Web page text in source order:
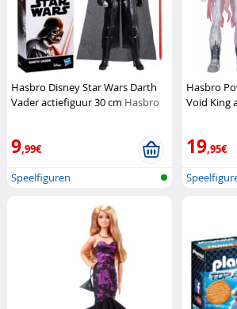
Hasbro Disney Star Wars Darth
Vader actiefiguur 30 cm Hasbro
9,99€
Speelfiguren
Hasbro
Void King
19,95€